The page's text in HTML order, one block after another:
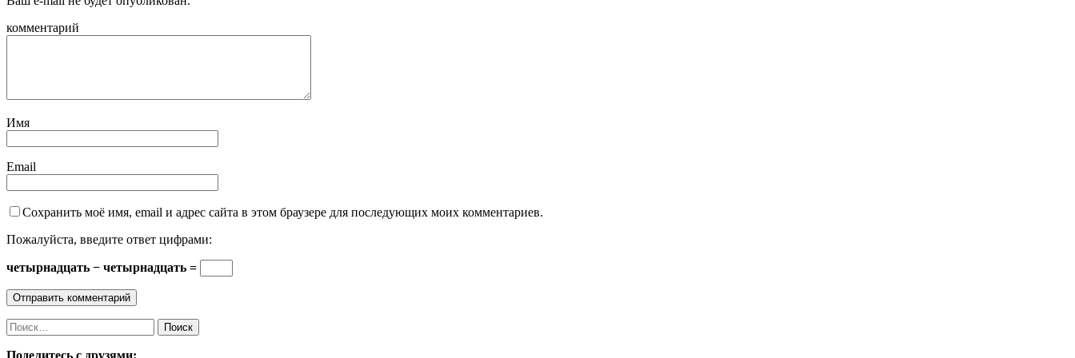
комментарий
Имя
Email
Сохранить моё имя, email и адрес сайта в этом браузере для последующих моих комментариев.
Пожалуйста, введите ответ цифрами:
четырнадцать − четырнадцать =
Найти:
Поделитесь с друзями: